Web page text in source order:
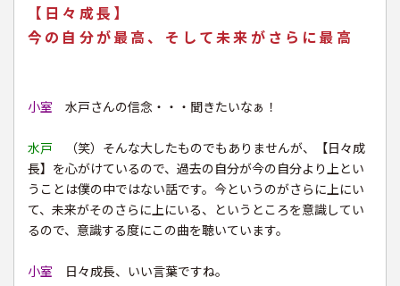
【日々成長】
今の自分が最高、そして未来がさらに最高
小室 水戸さんの信念・・・聞きたいなぁ！
水戸 （笑）そんな大したものでもありませんが、【日々成
長】を心がけているので、過去の自分が今の自分より上とい
うことは僕の中ではない話です。今というのがさらに上にい
て、未来がそのさらに上にいる、というところを意識してい
るので、意識する度にこの曲を聴いています。
小室 日々成長、いい言葉ですね。